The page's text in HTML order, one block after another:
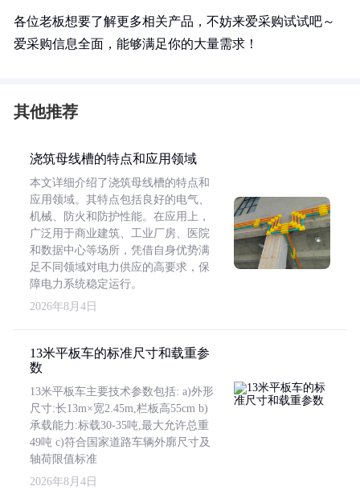
各位老板想要了解更多相关产品，不妨来爱采购试试吧～
爱采购信息全面，能够满足你的大量需求！
其他推荐
浇筑母线槽的特点和应用领域
本文详细介绍了浇筑母线槽的特点和
应用领域。其特点包括良好的电气、
机械、防火和防护性能。在应用上，
广泛用于商业建筑、工业厂房、医院
和数据中心等场所，凭借自身优势满
足不同领域对电力供应的高要求，保
障电力系统稳定运行。
2026年8月4日
13米平板车的标准尺寸和载重参
数
13米平板车主要技术参数包括: a)外形
尺寸:长13m×宽2.45m,栏板高55cm b)
承载能力:标载30-35吨,最大允许总重
49吨 c)符合国家道路车辆外廓尺寸及
轴荷限值标准
2026年8月4日